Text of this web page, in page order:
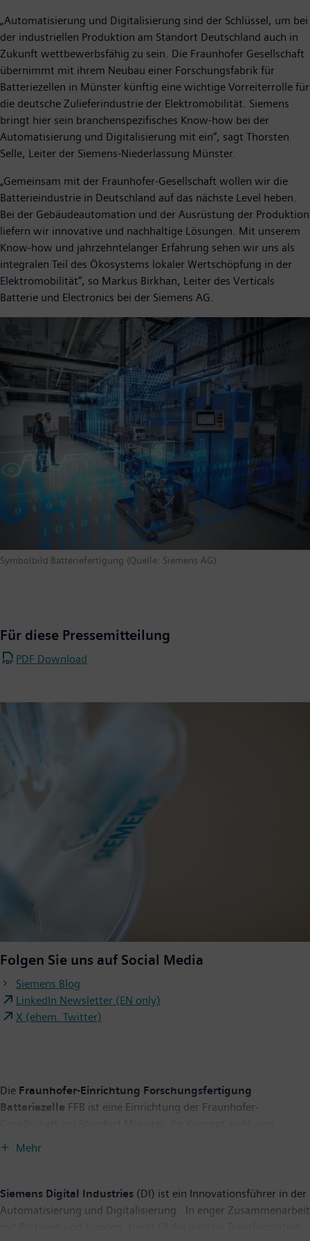
„Automatisierung und Digitalisierung sind der Schlüssel, um bei
der industriellen Produktion am Standort Deutschland auch in
Zukunft wettbewerbsfähig zu sein. Die Fraunhofer Gesellschaft
übernimmt mit ihrem Neubau einer Forschungsfabrik für
Batteriezellen in Münster künftig eine wichtige Vorreiterrolle für
die deutsche Zulieferindustrie der Elektromobilität. Siemens
bringt hier sein branchenspezifisches Know-how bei der
Automatisierung und Digitalisierung mit ein“, sagt Thorsten
Selle, Leiter der Siemens-Niederlassung Münster.
„Gemeinsam mit der Fraunhofer-Gesellschaft wollen wir die
Batterieindustrie in Deutschland auf das nächste Level heben.
Bei der Gebäudeautomation und der Ausrüstung der Produktion
liefern wir innovative und nachhaltige Lösungen. Mit unserem
Know-how und jahrzehntelanger Erfahrung sehen wir uns als
integralen Teil des Ökosystems lokaler Wertschöpfung in der
Elektromobilität“, so Markus Birkhan, Leiter des Verticals
Batterie und Electronics bei der Siemens AG.
Symbolbild Batteriefertigung (Quelle: Siemens AG)
Für diese Pressemitteilung
PDF Download
Folgen Sie uns auf Social Media
Siemens Blog
LinkedIn Newsletter (EN only)
X (ehem. Twitter)
Die Fraunhofer-Einrichtung Forschungsfertigung
Batteriezelle FFB ist eine Einrichtung der Fraunhofer-
FFB erforschen je nach Bedarf einzelne Prozessschritte oder die
gesamte Produktionskette. Gemeinsam mit den
Mehr
Siemens Digital Industries (DI) ist ein Innovationsführer in der
Automatisierung und Digitalisierung. In enger Zusammenarbeit